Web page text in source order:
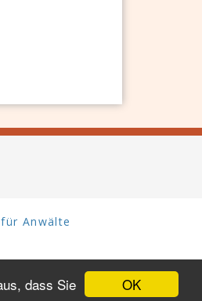
OK
dass Sie
Anwälte